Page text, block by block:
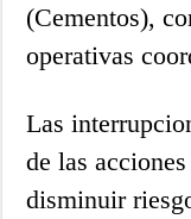
(Cementos),
operativas
Las
de las
disminuir